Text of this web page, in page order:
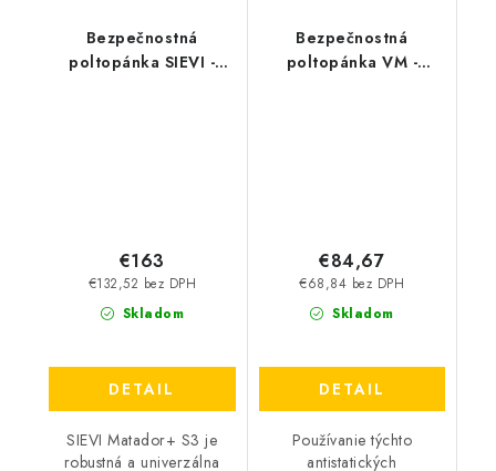
Bezpečnostná
poltopánka SIEVI -
Skladom
€132,52 bez DPH
€163
DETAIL
SIEVI Matador+ S3 je
robustná a univerzálna
Bezpečnostná
poltopánka VM -
Skladom
€68,84 bez DPH
€84,67
DETAIL
Používanie týchto
antistatických